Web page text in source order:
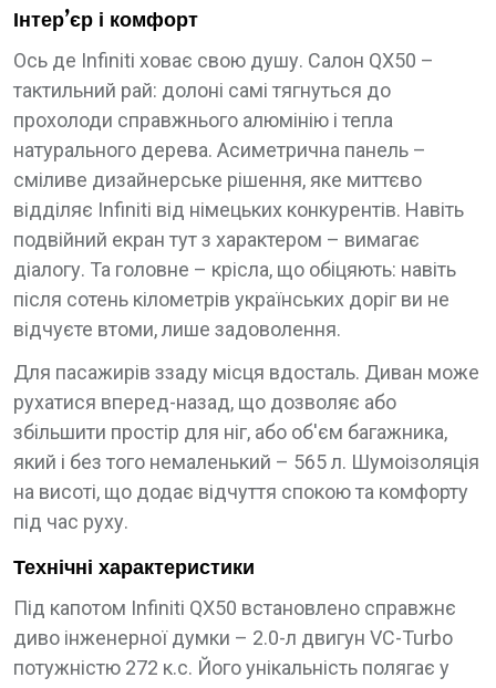
Інтер’єр і комфорт
Ось де Infiniti ховає свою душу. Салон QX50 –
тактильний рай: долоні самі тягнуться до
прохолоди справжнього алюмінію і тепла
натурального дерева. Асиметрична панель –
сміливе дизайнерське рішення, яке миттєво
відділяє Infiniti від німецьких конкурентів. Навіть
подвійний екран тут з характером – вимагає
діалогу. Та головне – крісла, що обіцяють: навіть
після сотень кілометрів українських доріг ви не
відчуєте втоми, лише задоволення.
Для пасажирів ззаду місця вдосталь. Диван може
рухатися вперед-назад, що дозволяє або
збільшити простір для ніг, або об'єм багажника,
який і без того немаленький – 565 л. Шумоізоляція
на висоті, що додає відчуття спокою та комфорту
під час руху.
Технічні характеристики
Під капотом Infiniti QX50 встановлено справжнє
диво інженерної думки – 2.0-л двигун VC-Turbo
потужністю 272 к.с. Його унікальність полягає у